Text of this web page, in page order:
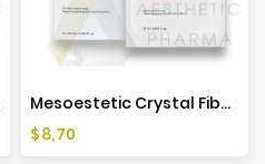
Mesoestetic Crystal Fiber Mask 1 Szt.
Cena
$8,70